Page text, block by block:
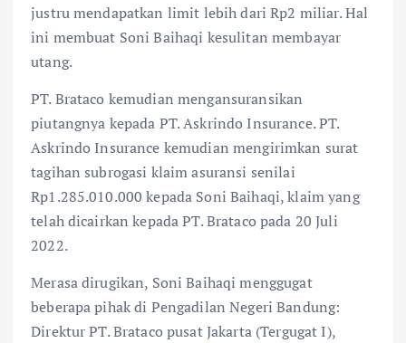
justru mendapatkan limit lebih dari Rp2 miliar. Hal
ini membuat Soni Baihaqi kesulitan membayar
utang.
PT. Brataco kemudian mengansuransikan
piutangnya kepada PT. Askrindo Insurance. PT.
Askrindo Insurance kemudian mengirimkan surat
tagihan subrogasi klaim asuransi senilai
Rp1.285.010.000 kepada Soni Baihaqi, klaim yang
telah dicairkan kepada PT. Brataco pada 20 Juli
2022.
Merasa dirugikan, Soni Baihaqi menggugat
beberapa pihak di Pengadilan Negeri Bandung:
Direktur PT. Brataco pusat Jakarta (Tergugat I),